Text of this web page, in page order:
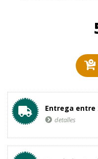
Entrega entre
detalles